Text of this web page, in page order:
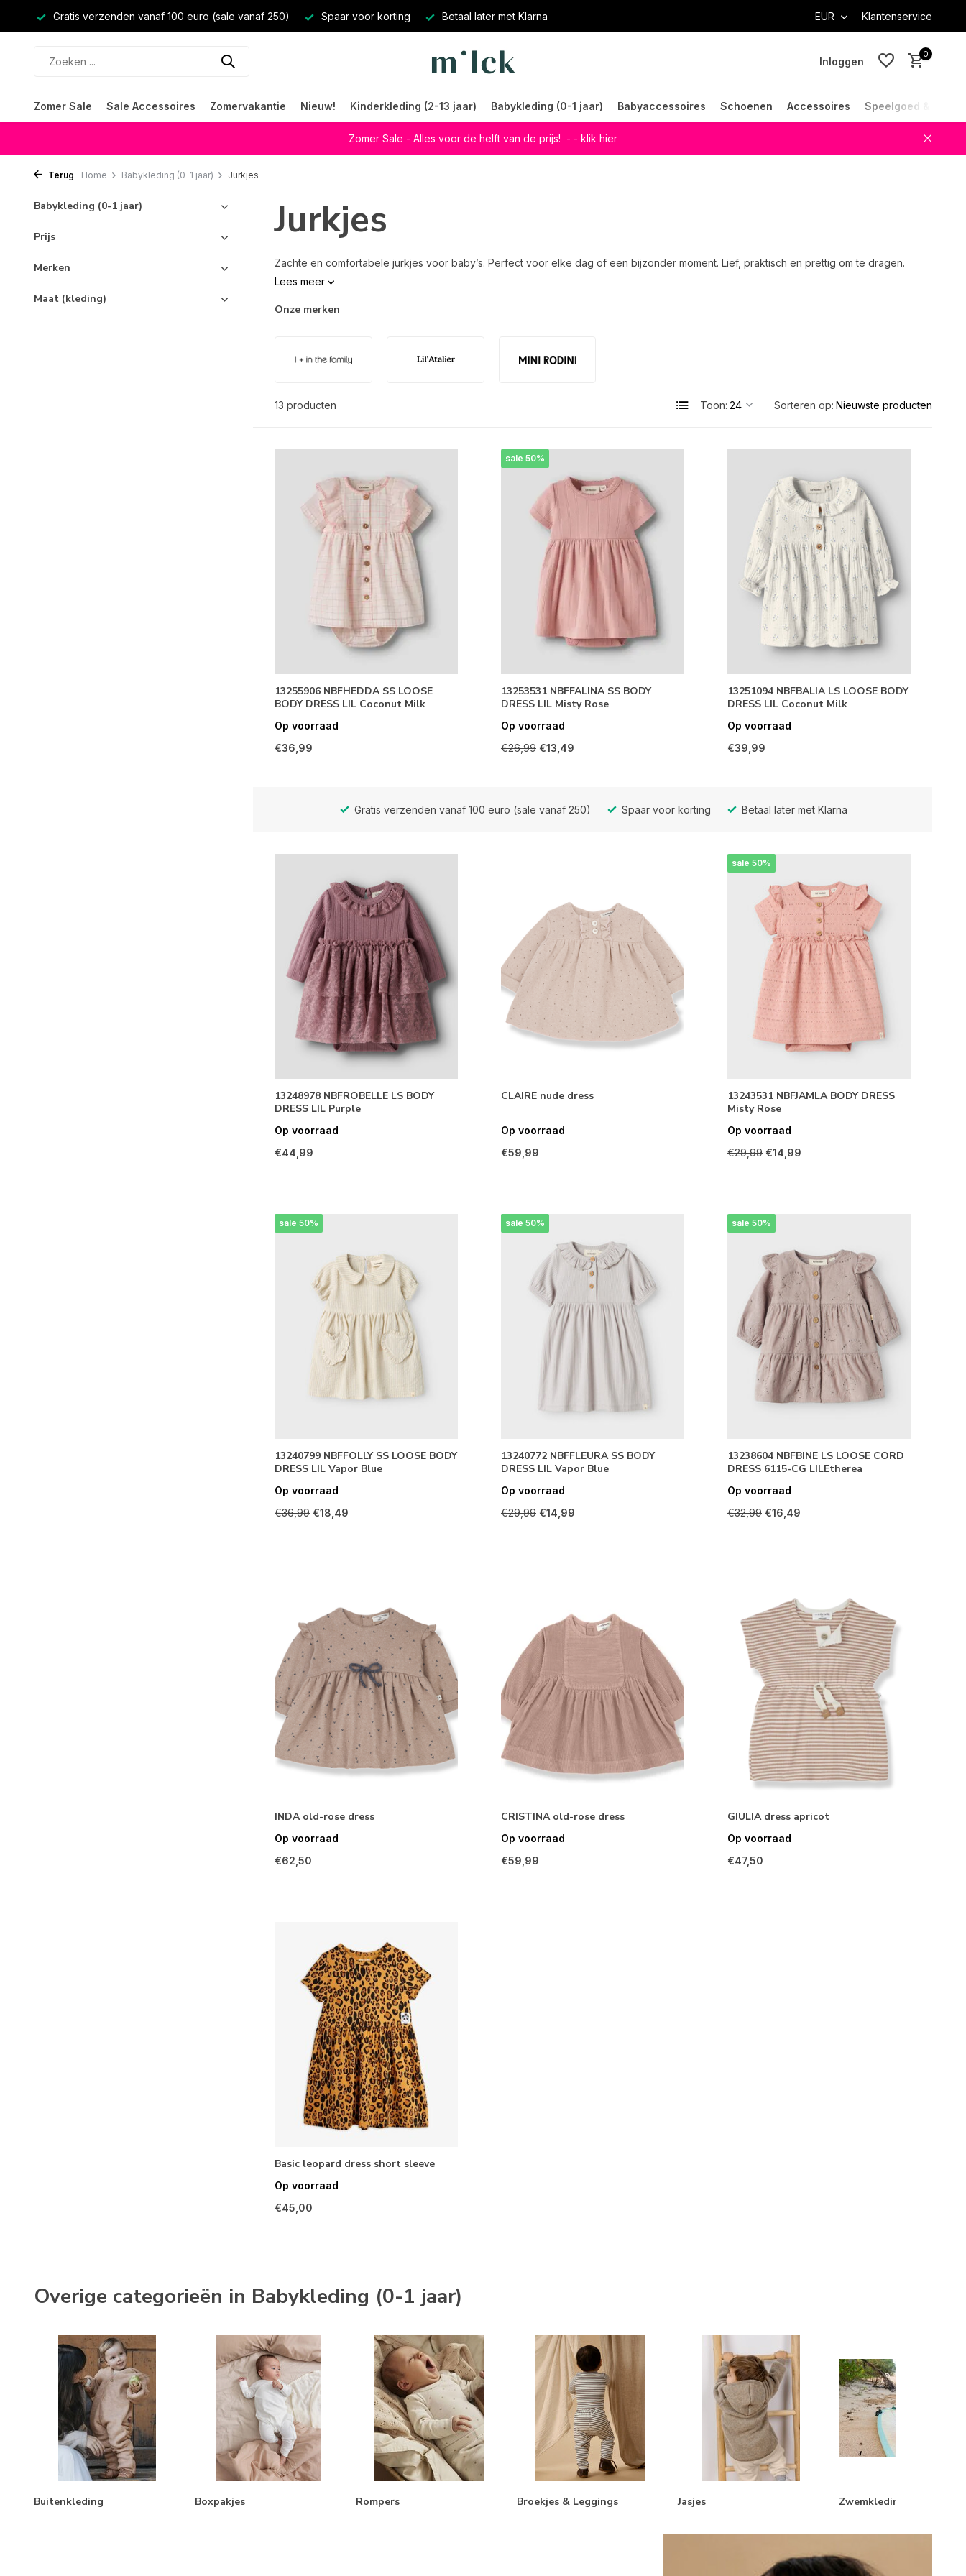
Gratis verzenden vanaf 100 euro (sale vanaf 250) Spaar voor korting Betaal later met Klarna EUR Klantenservice
Inloggen
0
Zomer Sale Sale Accessoires Zomervakantie Nieuw! Kinderkleding (2-13 jaar) Babykleding (0-1 jaar) Babyaccessoires Schoenen Accessoires Speelgoed &
Zomer Sale - Alles voor de helft van de prijs! - - klik hier
Terug Home Babykleding (0-1 jaar) Jurkjes
Babykleding (0-1 jaar)
Prijs
Merken
Maat (kleding)
Jurkjes
Zachte en comfortabele jurkjes voor baby’s. Perfect voor elke dag of een bijzonder moment. Lief, praktisch en prettig om te dragen.
Lees meer
Onze merken
13 producten Toon: Sorteren op:
13255906 NBFHEDDA SS LOOSE
BODY DRESS LIL Coconut Milk
Op voorraad
€36,99
sale 50%
13253531 NBFFALINA SS BODY
DRESS LIL Misty Rose
Op voorraad
€26,99 €13,49
13251094 NBFBALIA LS LOOSE BODY
DRESS LIL Coconut Milk
Op voorraad
€39,99
Gratis verzenden vanaf 100 euro (sale vanaf 250) Spaar voor korting Betaal later met Klarna
13248978 NBFROBELLE LS BODY
DRESS LIL Purple
Op voorraad
€44,99
CLAIRE nude dress
Op voorraad
€59,99
sale 50%
13243531 NBFJAMLA BODY DRESS
Misty Rose
Op voorraad
€29,99 €14,99
sale 50%
13240799 NBFFOLLY SS LOOSE BODY
DRESS LIL Vapor Blue
Op voorraad
€36,99 €18,49
sale 50%
13240772 NBFFLEURA SS BODY
DRESS LIL Vapor Blue
Op voorraad
€29,99 €14,99
sale 50%
13238604 NBFBINE LS LOOSE CORD
DRESS 6115-CG LILEtherea
Op voorraad
€32,99 €16,49
INDA old-rose dress
Op voorraad
€62,50
CRISTINA old-rose dress
Op voorraad
€59,99
GIULIA dress apricot
Op voorraad
€47,50
Basic leopard dress short sleeve
Op voorraad
€45,00
Overige categorieën in Babykleding (0-1 jaar)
Buitenkleding Boxpakjes Rompers Broekjes & Leggings Jasjes Zwemkleding